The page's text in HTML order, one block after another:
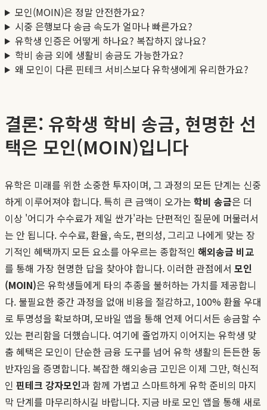
모인(MOIN)은 정말 안전한가요?
시중 은행보다 송금 속도가 얼마나 빠른가요?
유학생 인증은 어떻게 하나요? 복잡하지 않나요?
학비 송금 외에 생활비 송금도 가능한가요?
왜 모인이 다른 핀테크 서비스보다 유학생에게 유리한가요?
결론: 유학생 학비 송금, 현명한 선
택은 모인(MOIN)입니다
유학은 미래를 위한 소중한 투자이며, 그 과정의 모든 단계는 신중
하게 이루어져야 합니다. 특히 큰 금액이 오가는 학비 송금은 더
이상 '어디가 수수료가 제일 싼가'라는 단편적인 질문에 머물러서
는 안 됩니다. 수수료, 환율, 속도, 편의성, 그리고 나에게 맞는 장
기적인 혜택까지 모든 요소를 아우르는 종합적인 해외송금 비교
를 통해 가장 현명한 답을 찾아야 합니다. 이러한 관점에서 모인
(MOIN)은 유학생들에게 타의 추종을 불허하는 가치를 제공합니
다. 불필요한 중간 과정을 없애 비용을 절감하고, 100% 환율 우대
로 투명성을 확보하며, 모바일 앱을 통해 언제 어디서든 송금할 수
있는 편리함을 더했습니다. 여기에 졸업까지 이어지는 유학생 맞
춤 혜택은 모인이 단순한 금융 도구를 넘어 유학 생활의 든든한 동
반자임을 증명합니다. 복잡한 해외송금 고민은 이제 그만, 혁신적
인 핀테크 강자모인과 함께 가볍고 스마트하게 유학 준비의 마지
막 단계를 마무리하시길 바랍니다. 지금 바로 모인 앱을 통해 새로